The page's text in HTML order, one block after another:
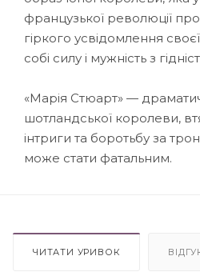
французької революції
гіркого усвідомлення
собі силу і мужність з
«Марія Стюарт» —
шотландської королеви,
інтриги та боротьбу за
може стати фатальним.
ЧИТАТИ УРИВОК